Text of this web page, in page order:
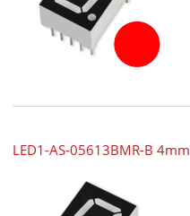
LED1-AS-05613BMR-B 4mm